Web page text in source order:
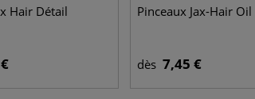
Hair Détail Pinceaux Jax-Hair Oil
dès 7,45 €